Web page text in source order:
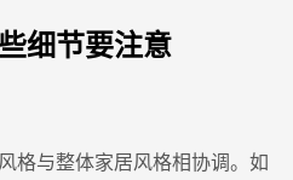
细节要注意
格与整体家居风格相协调。如